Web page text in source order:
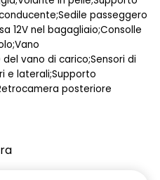
passeggero
12V nel bagagliaio;Consolle
vano di carico;Sensori di
e laterali;Supporto
posteriore